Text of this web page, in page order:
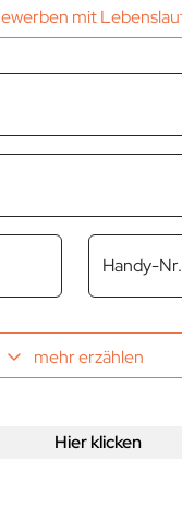
mit
Handy-Nr.
mehr erzählen
Hier klicken